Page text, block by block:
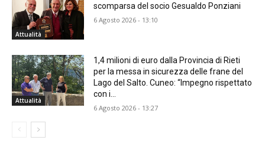
Attualità
scomparsa del socio Gesualdo Ponziani
6 Agosto 2026 - 13:10
Attualità
1,4 milioni di euro dalla Provincia di Rieti
per la messa in sicurezza delle frane del
Lago del Salto. Cuneo: “Impegno rispettato
con i...
6 Agosto 2026 - 13:27